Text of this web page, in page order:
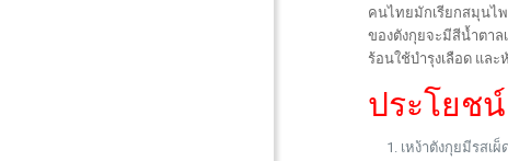
คนไทยมักเรียกสมุนไ
ของตังกุยจะมีสีน้ำตา
ร้อนใช้บำรุงเลือด และ
ประโยช
เหง้าตังกุยมีรสเ